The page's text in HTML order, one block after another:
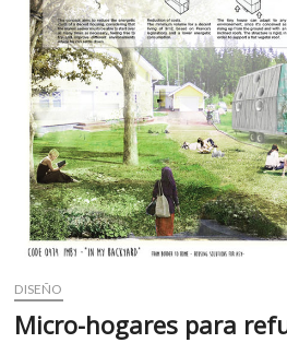
DISEÑO
Micro-hogares para